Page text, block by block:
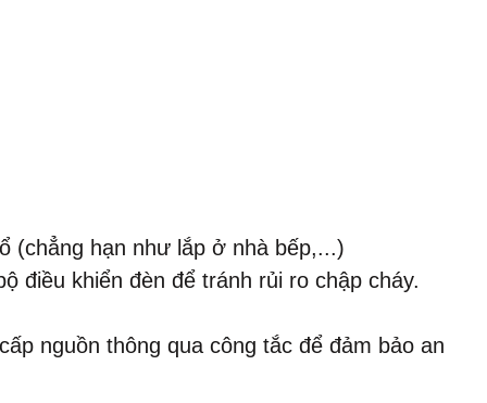
(chẳng hạn như lắp ở nhà bếp,...)
điều khiển đèn để tránh rủi ro chập cháy.
nguồn thông qua công tắc để đảm bảo an